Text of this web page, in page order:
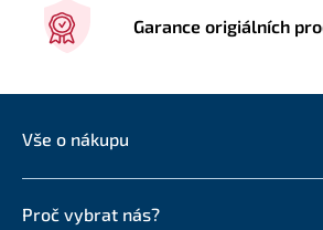
Garance origiálních
Vše o nákupu
Proč vybrat nás?